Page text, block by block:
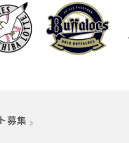
募集 （別ウィンドウで開く）